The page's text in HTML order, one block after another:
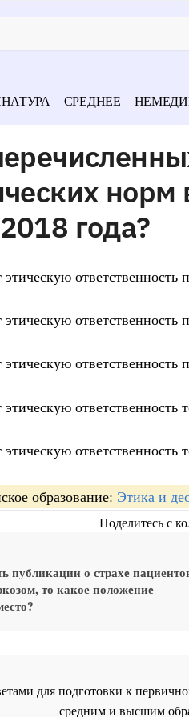
СРЕДНЕЕ
норм
года?
этическую
этическую
этическую
этическую
этическую
образование: Этика и
Поделитесь с
публикации о страхе
то какое положение
для подготовки к
средним и высшим